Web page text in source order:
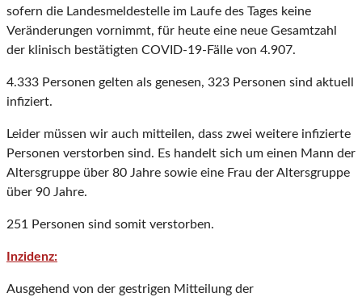
sofern die Landesmeldestelle im Laufe des Tages keine
Veränderungen vornimmt, für heute eine neue Gesamtzahl
der klinisch bestätigten COVID-19-Fälle von 4.907.
4.333 Personen gelten als genesen, 323 Personen sind aktuell
infiziert.
Leider müssen wir auch mitteilen, dass zwei weitere infizierte
Personen verstorben sind. Es handelt sich um einen Mann der
Altersgruppe über 80 Jahre sowie eine Frau der Altersgruppe
über 90 Jahre.
251 Personen sind somit verstorben.
Inzidenz:
Ausgehend von der gestrigen Mitteilung der